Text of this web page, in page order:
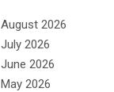
August 2026
July 2026
June 2026
May 2026